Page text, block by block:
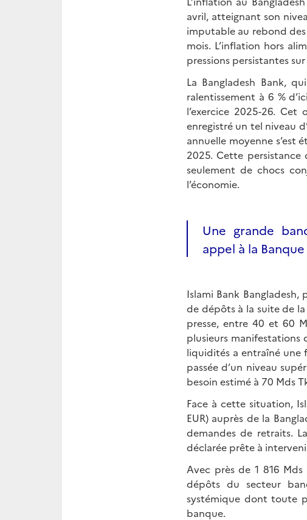
avril, atteignant son
imputable au rebond des
mois. L’inflation hors
pressions persistantes
La Bangladesh Bank,
ralentissement à 6 %
l’exercice 2025-26. Cet
enregistré un tel niveau
annuelle moyenne s’est
2025. Cette persistance
seulement de chocs
l’économie.
Une grande
appel à la
Islami Bank
de dépôts à la suite de
presse, entre 40 et 60
plusieurs
liquidités a entraîné une
passée d’un niveau
besoin estimé à 70 Mds
Face à cette situation,
EUR) auprès de la
demandes de retraits.
déclarée prête à
Avec près de 1 816
dépôts du secteur
systémique dont toute
banque.